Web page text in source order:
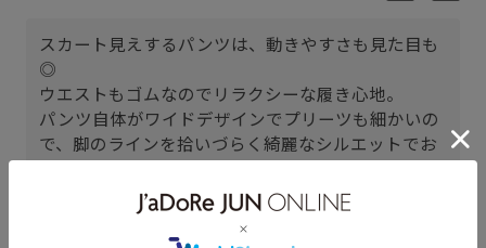
スカート見えするパンツは、動きやすさも見た目も
◎
ウエストもゴムなのでリラクシーな履き心地。
パンツ自体がワイドデザインでプリーツも細かいの
で、脚のラインを拾いづらく綺麗なシルエットでお
召しいただけます。
キッズの展開もあるので、お子様とのお揃いもオス